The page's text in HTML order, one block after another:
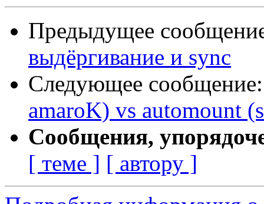
Предыдущее
выдёргивание и sync
Следующее
amaroK) vs automount
Сообщения,
[ теме ] [ автору ]